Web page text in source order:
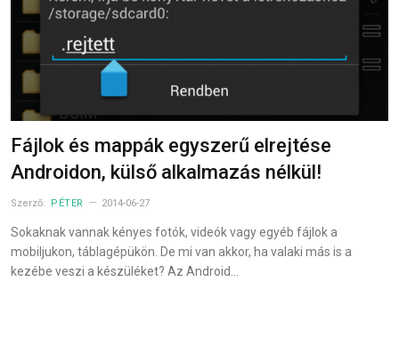
Fájlok és mappák egyszerű elrejtése
Androidon, külső alkalmazás nélkül!
Szerző: PÉTER 2014-06-27
Sokaknak vannak kényes fotók, videók vagy egyéb fájlok a
mobiljukon, táblagépükön. De mi van akkor, ha valaki más is a
kezébe veszi a készüléket? Az Android…